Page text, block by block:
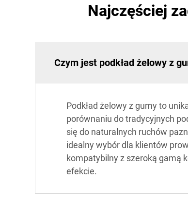
Najczęściej
Czym jest podkład żelowy z
Podkład żelowy z gumy to
porównaniu do tradycyjnych
się do naturalnych ruchów
idealny wybór dla klientów
kompatybilny z szeroką gamą
efekcie.